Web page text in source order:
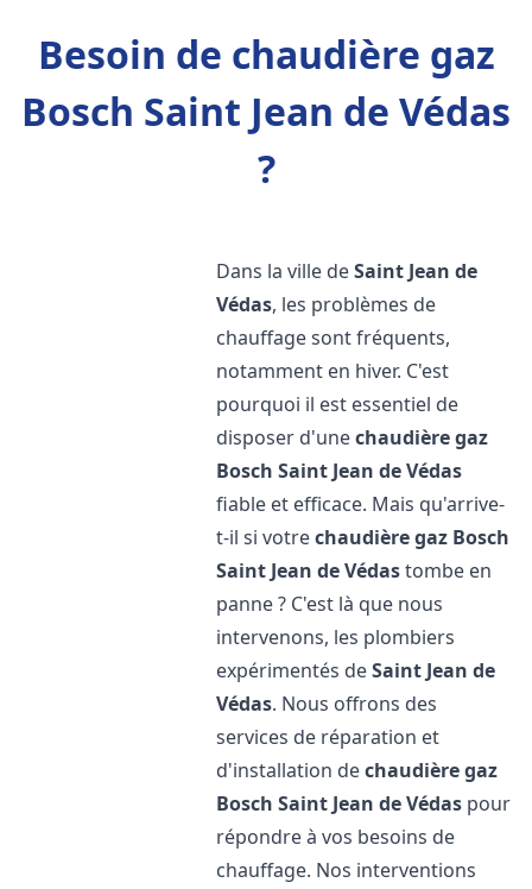
Besoin de chaudière gaz
Bosch Saint Jean de Védas
?
Dans la ville deSaint Jean de
Védas, les problèmes de
chauffage sont fréquents,
notamment en hiver. C'est
pourquoi il est essentiel de
disposer d'unechaudière gaz
Bosch Saint Jean de Védas
fiable et efficace. Mais qu'arrive-
t-il si votrechaudière gaz Bosch
Saint Jean de Védastombe en
panne ? C'est là que nous
intervenons, les plombiers
expérimentés deSaint Jean de
Védas. Nous offrons des
services de réparation et
d'installation dechaudière gaz
Bosch Saint Jean de Védas pour
répondre à vos besoins de
chauffage. Nos interventions